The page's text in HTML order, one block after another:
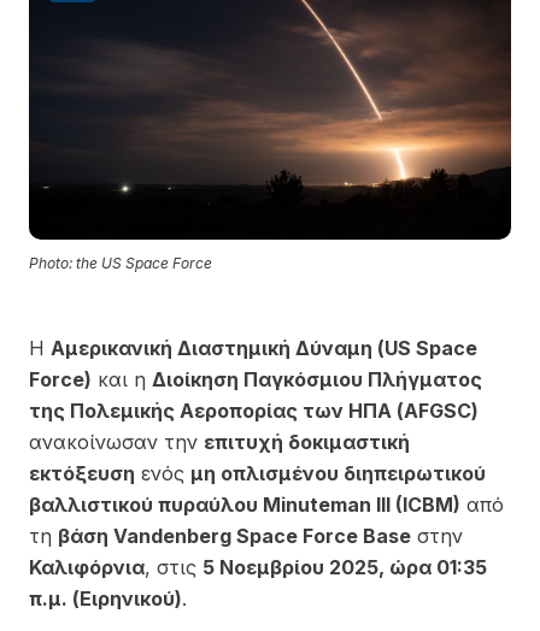
Photo: the US Space Force
Η Αμερικανική Διαστημική Δύναμη (US Space
Force) και η Διοίκηση Παγκόσμιου Πλήγματος
της Πολεμικής Αεροπορίας των ΗΠΑ (AFGSC)
ανακοίνωσαν την επιτυχή δοκιμαστική
εκτόξευση ενός μη οπλισμένου διηπειρωτικού
βαλλιστικού πυραύλου Minuteman III (ICBM) από
τη βάση Vandenberg Space Force Base στην
Καλιφόρνια, στις 5 Νοεμβρίου 2025, ώρα 01:35
π.μ. (Ειρηνικού).